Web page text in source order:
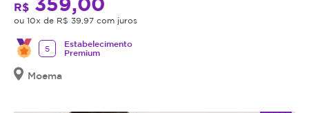
R$
ou 10x de R$ 39,97 com juros
5
Estabelecimento
Premium
Moema